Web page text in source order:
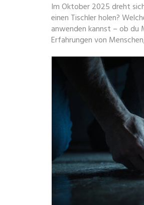
Im Oktober 2025 dreht
einen Tischler holen?
anwenden kannst – ob du
Erfahrungen von